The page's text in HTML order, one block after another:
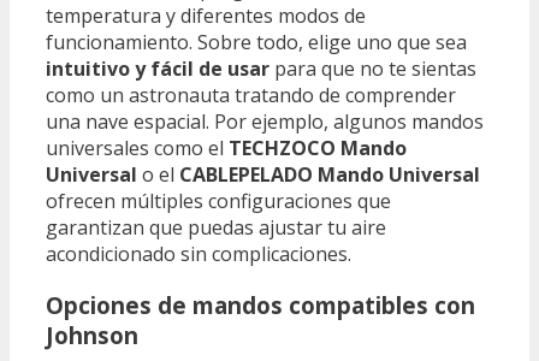
temperatura y diferentes modos de
funcionamiento. Sobre todo, elige uno que sea
intuitivo y fácil de usar para que no te sientas
como un astronauta tratando de comprender
una nave espacial. Por ejemplo, algunos mandos
universales como el TECHZOCO Mando
Universal o el CABLEPELADO Mando Universal
ofrecen múltiples configuraciones que
garantizan que puedas ajustar tu aire
acondicionado sin complicaciones.
Opciones de mandos compatibles con
Johnson